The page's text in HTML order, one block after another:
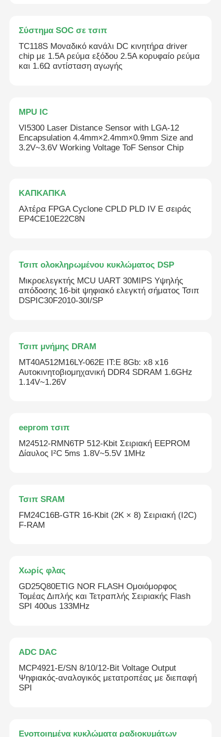
Σύστημα SOC σε τσιπ
TC118S Μοναδικό κανάλι DC κινητήρα driver
chip με 1.5A ρεύμα εξόδου 2.5A κορυφαίο ρεύμα
και 1.6Ω αντίσταση αγωγής
MPU IC
VI5300 Laser Distance Sensor with LGA-12
Encapsulation 4.4mm×2.4mm×0.9mm Size and
3.2V~3.6V Working Voltage ToF Sensor Chip
ΚΑΠΚΑΠΚΑ
Αλτέρα FPGA Cyclone CPLD PLD IV E σειράς
EP4CE10E22C8N
Τσιπ ολοκληρωμένου κυκλώματος DSP
Μικροελεγκτής MCU UART 30MIPS Υψηλής
απόδοσης 16-bit ψηφιακό ελεγκτή σήματος Τσιπ
DSPIC30F2010-30I/SP
Τσιπ μνήμης DRAM
MT40A512M16LY-062E IT:E 8Gb: x8 x16
Αυτοκινητοβιομηχανική DDR4 SDRAM 1.6GHz
1.14V~1.26V
eeprom τσιπ
M24512-RMN6TP 512-Kbit Σειριακή EEPROM
Δίαυλος I²C 5ms 1.8V~5.5V 1MHz
Τσιπ SRAM
FM24C16B-GTR 16-Kbit (2K × 8) Σειριακή (I2C)
F-RAM
Χωρίς φλας
GD25Q80ETIG NOR FLASH Ομοιόμορφος
Τομέας Διπλής και Τετραπλής Σειριακής Flash
SPI 400us 133MHz
ADC DAC
MCP4921-E/SN 8/10/12-Bit Voltage Output
Ψηφιακός-αναλογικός μετατροπέας με διεπαφή
SPI
Ενοποιημένα κυκλώματα ραδιοκυμάτων